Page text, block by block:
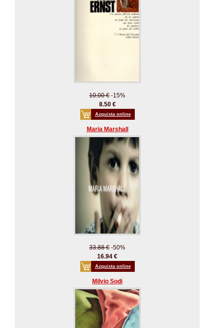
10.00 € -15%
8.50 €
Acquista online
Maria Marshall
33.88 € -50%
16.94 €
Acquista online
Milvio Sodi